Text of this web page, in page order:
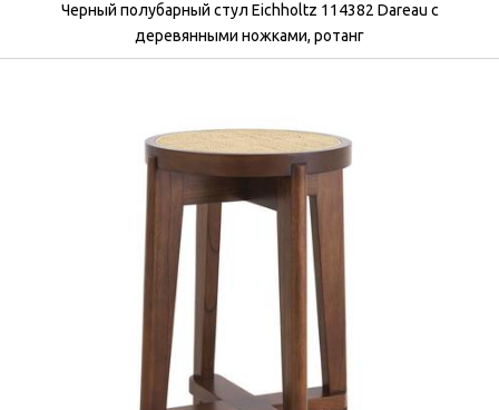
Черный полубарный стул Eichholtz 114382 Dareau с
деревянными ножками, ротанг